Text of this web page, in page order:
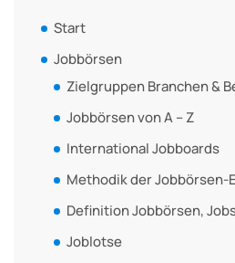
Start
Jobbörsen
Zielgruppen Branchen &
Jobbörsen von A – Z
International Jobboards
Methodik der Jobbörsen-
Definition Jobbörsen,
Joblotse